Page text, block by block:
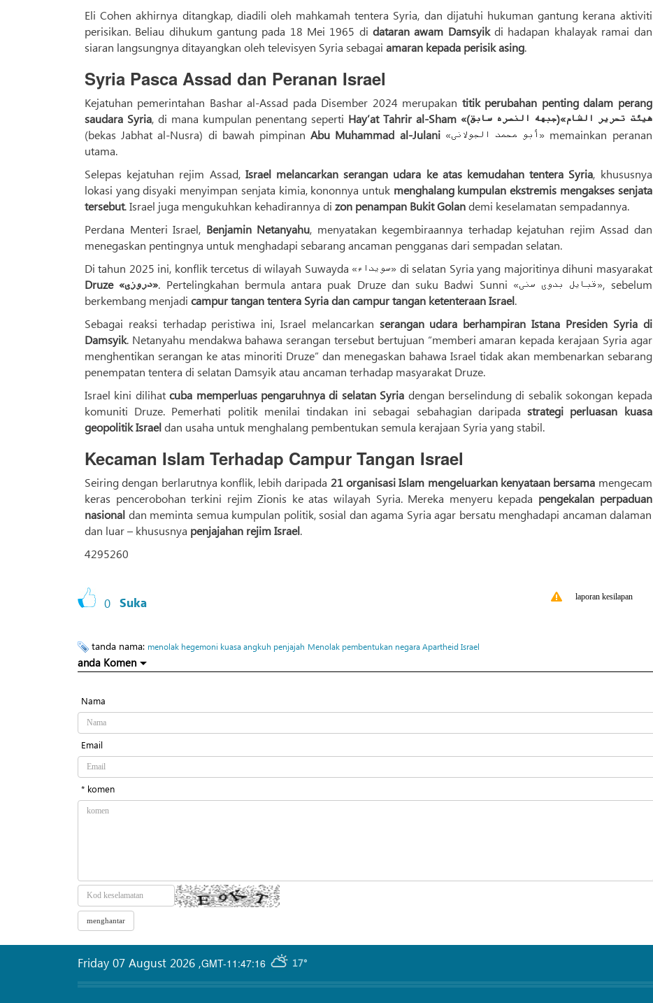
Eli Cohen akhirnya ditangkap, diadili oleh mahkamah tentera Syria, dan dijatuhi hukuman gantung kerana aktiviti
perisikan. Beliau dihukum gantung pada 18 Mei 1965 didataran awam Damsyikdi hadapan khalayak ramai dan
siaran langsungnya ditayangkan oleh televisyen Syria sebagai amaran kepada perisik asing.
Syria Pasca Assad dan Peranan Israel
Kejatuhan pemerintahan Bashar al-Assad pada Disember 2024 merupakan titik perubahan penting dalam perang
saudara Syria, di mana kumpulan penentang seperti
Hay’at Tahrir al-Sham «هیئت تحریر الشام»(جبهه النصره سابق)
(bekas Jabhat al-Nusra) di bawah pimpinanAbu Muhammad al-Julani«أبو محمد الجولانی» memainkan peranan
utama.
Selepas kejatuhan rejim Assad, Israel melancarkan serangan udara ke atas kemudahan tentera Syria, khususnya
lokasi yang disyaki menyimpan senjata kimia, kononnya untuk menghalang kumpulan ekstremis mengakses senjata
tersebut. Israel juga mengukuhkan kehadirannya di zon penampan Bukit Golandemi keselamatan sempadannya.
Perdana Menteri Israel, Benjamin Netanyahu, menyatakan kegembiraannya terhadap kejatuhan rejim Assad dan
menegaskan pentingnya untuk menghadapi sebarang ancaman pengganas dari sempadan selatan.
Di tahun 2025 ini, konflik tercetus di wilayah Suwayda «سویداء» di selatan Syria yang majoritinya dihuni masyarakat
Druze «دروزی‌». Pertelingkahan bermula antara puak Druze dan suku Badwi Sunni «قبایل بدوی سنی», sebelum
berkembang menjadi campur tangan tentera Syria dan campur tangan ketenteraan Israel.
Sebagai reaksi terhadap peristiwa ini, Israel melancarkan serangan udara berhampiran Istana Presiden Syria di
Damsyik. Netanyahu mendakwa bahawa serangan tersebut bertujuan “memberi amaran kepada kerajaan Syria agar
menghentikan serangan ke atas minoriti Druze” dan menegaskan bahawa Israel tidak akan membenarkan sebarang
penempatan tentera di selatan Damsyik atau ancaman terhadap masyarakat Druze.
Israel kini dilihatcuba memperluas pengaruhnya di selatan Syria dengan berselindung di sebalik sokongan kepada
komuniti Druze. Pemerhati politik menilai tindakan ini sebagai sebahagian daripadastrategi perluasan kuasa
geopolitik Israeldan usaha untuk menghalang pembentukan semula kerajaan Syria yang stabil.
Kecaman Islam Terhadap Campur Tangan Israel
Seiring dengan berlarutnya konflik, lebih daripada 21 organisasi Islam mengeluarkan kenyataan bersama mengecam
keras pencerobohan terkini rejim Zionis ke atas wilayah Syria. Mereka menyeru kepada pengekalan perpaduan
nasional dan meminta semua kumpulan politik, sosial dan agama Syria agar bersatu menghadapi ancaman dalaman
dan luar – khususnya penjajahan rejim Israel.
4295260
0 Suka laporan kesilapan
tanda nama: menolak hegemoni kuasa angkuh penjajah Menolak pembentukan negara Apartheid Israel
anda Komen
Nama
Email
* komen
GMT-11:47:16 17°
Friday 07 August 2026 ,